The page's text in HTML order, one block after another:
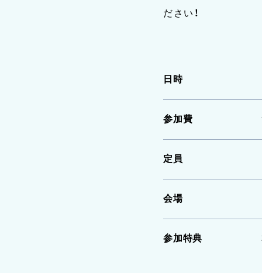
ださい！
日時
参加費
定員
会場
参加特典